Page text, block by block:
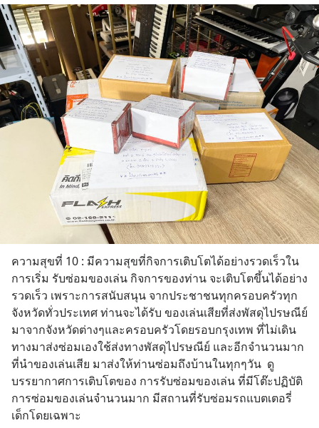
ความสุขที่ 10 : มีความสุขที่กิจการเติบโตได้อย่างรวดเร็วใน
การเริ่ม รับซ่อมของเล่น กิจการของท่าน จะเติบโตขึ้นได้อย่าง
รวดเร็ว เพราะการสนับสนุน จากประชาชนทุกครอบครัวทุก
จังหวัดทั่วประเทศ ท่านจะได้รับ ของเล่นเสียที่ส่งพัสดุไปรษณีย์
มาจากจังหวัดต่างๆและครอบครัวโดยรอบกรุงเทพ ที่ไม่เดิน
ทางมาส่งซ่อมเองใช้ส่งทางพัสดุไปรษณีย์ และอีกจำนวนมาก
ที่นำของเล่นเสีย มาส่งให้ท่านซ่อมถึงบ้านในทุกๆวัน  ดู
บรรยากาศการเติบโตของ การรับซ่อมของเล่น ที่มีโต๊ะปฏิบัติ
การซ่อมของเล่นจำนวนมาก มีสถานที่รับซ่อมรถแบตเตอรี่
เด็กโดยเฉพาะ